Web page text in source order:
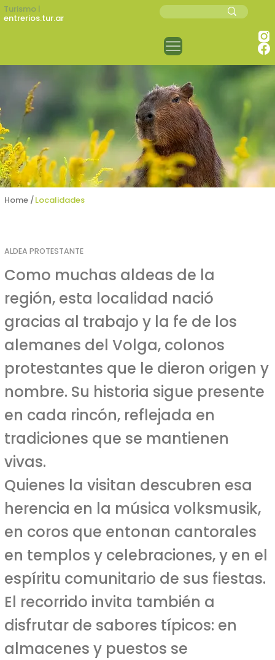
Turismo |
entrerios.tur.ar
Home /Localidades
ALDEA PROTESTANTE
Como muchas aldeas de la
región, esta localidad nació
gracias al trabajo y la fe de los
alemanes del Volga, colonos
protestantes que le dieron origen y
nombre. Su historia sigue presente
en cada rincón, reflejada en
tradiciones que se mantienen
vivas.
Quienes la visitan descubren esa
herencia en la música volksmusik,
en coros que entonan cantorales
en templos y celebraciones, y en el
espíritu comunitario de sus fiestas.
El recorrido invita también a
disfrutar de sabores típicos: en
almacenes y puestos se